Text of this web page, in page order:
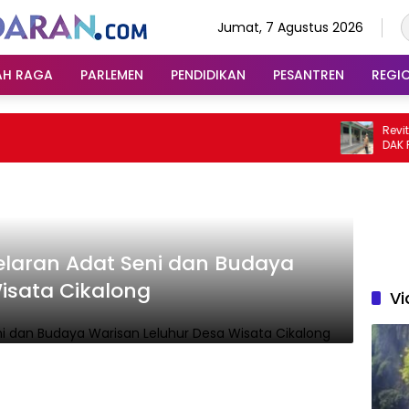
Jumat, 7 Agustus 2026
RAGA PARLEMEN PENDIDIKAN PESANTREN
DAK
Adat Seni dan Budaya
Cikalong